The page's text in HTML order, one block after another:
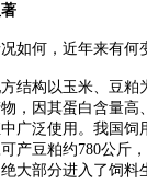
如何，近年来有何
结构以玉米、豆粕
，因其蛋白含量高
广泛使用。我国饲
产豆粕约780公斤
大部分进入了饲料